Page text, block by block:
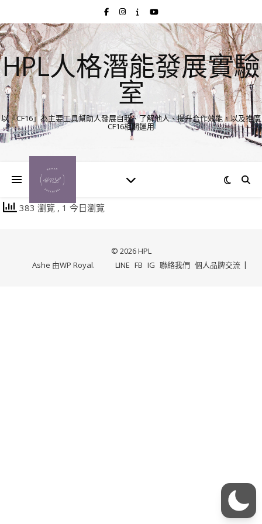
HPL人格潛能發展實驗
室
以「CF16」為主要工具幫助人發展自我、了解他人、提升合作效能，以及推廣
CF16相關運用
383 瀏覽 , 1 今日瀏覽
© 2026 HPL
LINE FB IG 聯絡我們 個人品牌交流
Ashe 由WP Royal.